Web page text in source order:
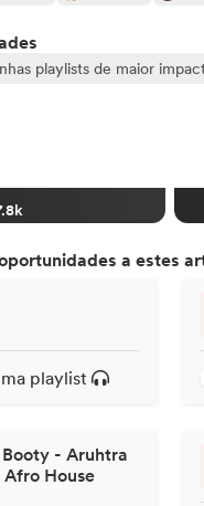
playlists de maior
a estes
playlist
Booty - Aruhtra
House